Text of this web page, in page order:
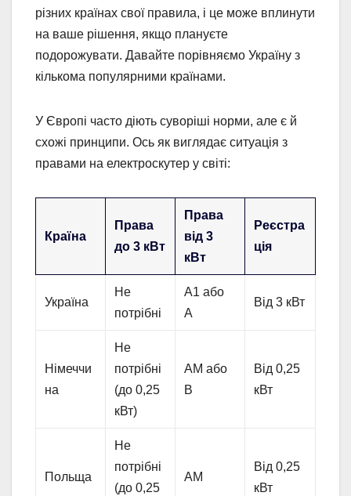
різних країнах свої правила, і це може вплинути
на ваше рішення, якщо плануєте
подорожувати. Давайте порівняємо Україну з
кількома популярними країнами.
У Європі часто діють суворіші норми, але є й
схожі принципи. Ось як виглядає ситуація з
правами на електроскутер у світі:
Країна
Права
до 3 кВт
Права
від 3
кВт
Реєстра
ція
Україна
Не
потрібні
А1 або
А
Від 3 кВт
Німеччи
на
Не
потрібні
(до 0,25
кВт)
AM або
B
Від 0,25
кВт
Польща
Не
потрібні
(до 0,25
AM
Від 0,25
кВт